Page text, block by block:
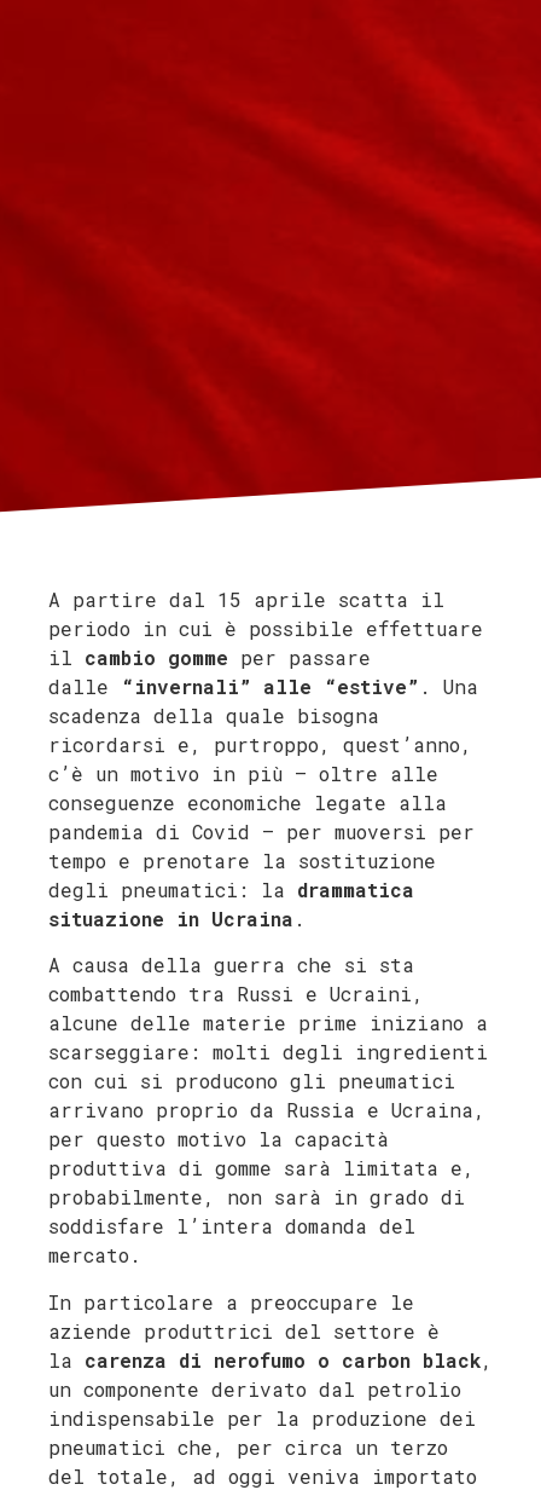
A partire dal 15 aprile scatta il
periodo in cui è possibile effettuare
il cambio gomme per passare
dalle
“invernali” alle “estive” . Una
scadenza della quale bisogna
ricordarsi e, purtroppo, quest’anno,
c’è un motivo in più – oltre alle
conseguenze economiche legate alla
pandemia di Covid – per muoversi per
tempo e prenotare la sostituzione
degli pneumatici: la drammatica
situazione in Ucraina .
A causa della guerra che si sta
combattendo tra Russi e Ucraini,
alcune delle materie prime iniziano a
scarseggiare: molti degli ingredienti
con cui si producono gli pneumatici
arrivano proprio da Russia e Ucraina,
per questo motivo la capacità
produttiva di gomme sarà limitata e,
probabilmente, non sarà in grado di
soddisfare l’intera domanda del
mercato.
In particolare a preoccupare le
aziende produttrici del settore è
la carenza di nerofumo o carbon black,
un componente derivato dal petrolio
indispensabile per la produzione dei
pneumatici che, per circa un terzo
del totale, ad oggi veniva importato